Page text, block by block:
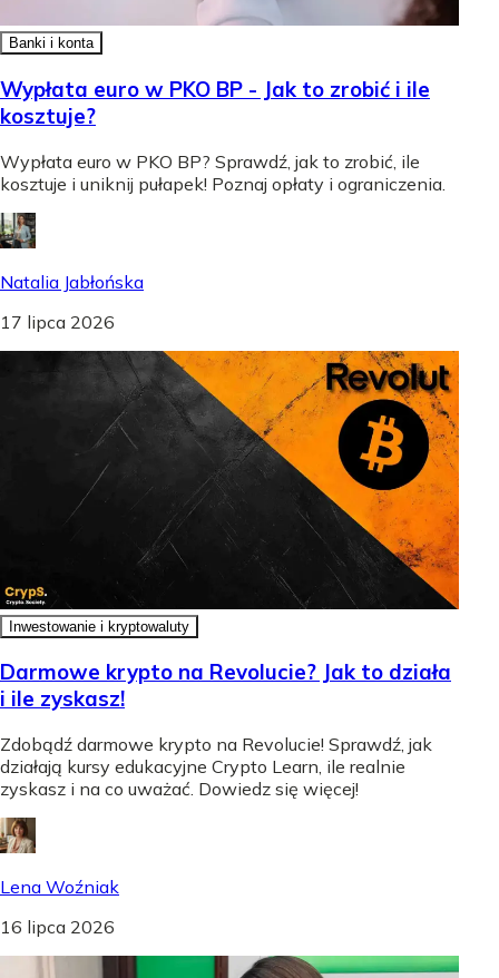
Banki i konta
Wypłata euro w PKO BP - Jak to zrobić i ile
kosztuje?
Wypłata euro w PKO BP? Sprawdź, jak to zrobić, ile
kosztuje i uniknij pułapek! Poznaj opłaty i ograniczenia.
Natalia Jabłońska
17 lipca 2026
Inwestowanie i kryptowaluty
Darmowe krypto na Revolucie? Jak to działa
i ile zyskasz!
Zdobądź darmowe krypto na Revolucie! Sprawdź, jak
działają kursy edukacyjne Crypto Learn, ile realnie
zyskasz i na co uważać. Dowiedz się więcej!
Lena Woźniak
16 lipca 2026